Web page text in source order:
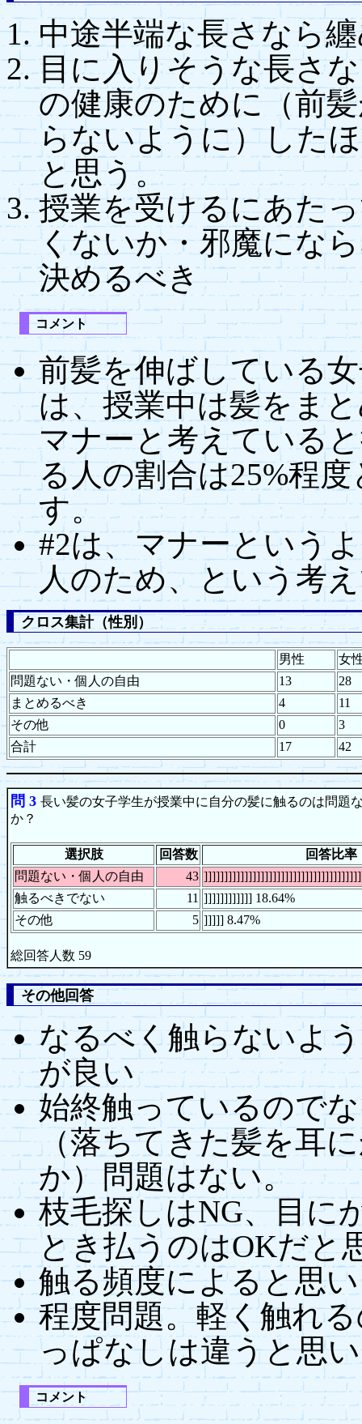
中途半端な長さなら
目に入りそうな長さ
の健康のために（前
らないように）した
と思う。
授業を受けるにあた
くないか・邪魔にな
決めるべき
コメント
前髪を伸ばしている
は、授業中は髪をま
マナーと考えている
る人の割合は25%程
す。
#2は、マナーという
人のため、という考
クロス集計（性別）
男性
女
問題ない・個人の自由
13
28
まとめるべき
4
11
その他
0
3
合計
17 42
問 3 長い髪の女子学生が授業中に自分の髪に触るのは問題
か？
選択肢 回答数
回答比率
問題ない・個人の自由
43
触るべきでない
11 ]]]]]]]]]]]] 18.64%
その他
5 ]]]]] 8.47%
総回答人数 59
その他回答
なるべく触らないよ
が良い
始終触っているので
（落ちてきた髪を耳
か）問題はない。
枝毛探しはNG、目に
とき払うのはOKだと
触る頻度によると思
程度問題。軽く触れ
っぱなしは違うと思
コメント